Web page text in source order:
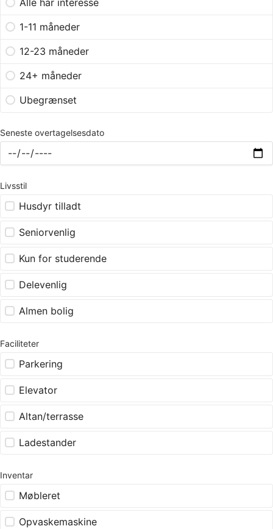
Alle har interesse
1-11 måneder
12-23 måneder
24+ måneder
Ubegrænset
Seneste overtagelsesdato
Livsstil
Husdyr tilladt
Seniorvenlig
Kun for studerende
Delevenlig
Almen bolig
Faciliteter
Parkering
Elevator
Altan/terrasse
Ladestander
Inventar
Møbleret
Opvaskemaskine